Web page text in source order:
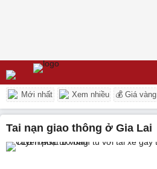
Mới nhất Xem nhiều 💰 Giá vàng
tai nạn giao thông ở Gia Lai